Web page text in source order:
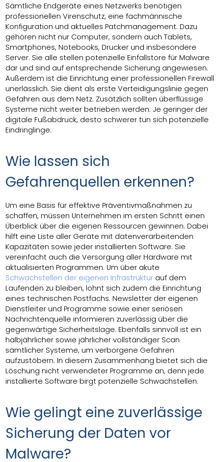
Sämtliche Endgeräte eines Netzwerks benötigen
professionellen Virenschutz, eine fachmännische
Konfiguration und aktuelles Patchmanagement. Dazu
gehören nicht nur Computer, sondern auch Tablets,
Smartphones, Notebooks, Drucker und insbesondere
Server. Sie alle stellen potenzielle Einfallstore für Malware
dar und sind auf entsprechende Sicherung angewiesen.
Außerdem ist die Einrichtung einer professionellen Firewall
unerlässlich. Sie dient als erste Verteidigungslinie gegen
Gefahren aus dem Netz. Zusätzlich sollten überflüssige
Systeme nicht weiter betrieben werden. Je geringer der
digitale Fußabdruck, desto schwerer tun sich potenzielle
Eindringlinge.
Wie lassen sich
Gefahrenquellen erkennen?
Um eine Basis für effektive Präventivmaßnahmen zu
schaffen, müssen Unternehmen im ersten Schritt einen
Überblick über die eigenen Ressourcen gewinnen. Dabei
hilft eine Liste aller Geräte mit datenverarbeitenden
Kapazitäten sowie jeder installierten Software. Sie
vereinfacht auch die Versorgung aller Hardware mit
aktualisierten Programmen. Um über akute
Schwachstellen der eigenen Infrastruktur auf dem
Laufenden zu bleiben, lohnt sich zudem die Einrichtung
eines technischen Postfachs. Newsletter der eigenen
Dienstleiter und Programme sowie einer seriösen
Nachrichtenquelle informieren zuverlässig über die
gegenwärtige Sicherheitslage. Ebenfalls sinnvoll ist ein
halbjährlicher sowie jährlicher vollständiger Scan
sämtlicher Systeme, um verborgene Gefahren
aufzustöbern. In diesem Zusammenhang bietet sich die
Löschung nicht verwendeter Programme an, denn jede
installierte Software birgt potenzielle Schwachstellen.
Wie gelingt eine zuverlässige
Sicherung der Daten vor
Malware?